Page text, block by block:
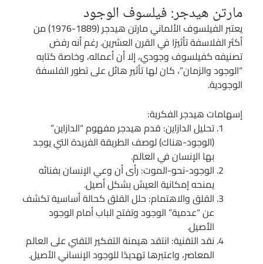
مارتن هيدجر: فيلسوف الوجود
يعتبر الفيلسوف الألماني مارتن هيدجر (1889-1976) من
أكثر الفلاسفة تأثيرًا في القرن العشرين. رغم أنه رفض
تصنيفه كفيلسوف وجودي، إلا أن أعماله، وخاصة كتابه
“الوجود والزمان”، كان لها تأثير هائل على تطور الفلسفة
الوجودية.
إسهامات هيدجر الفكرية:
تحليل الدازاين: قدم هيدجر مفهوم “الدازاين”
(الوجود-هناك) لوصف الطريقة الفريدة التي يوجد
بها الإنسان في العالم.
الوجود-نحو-الموت: رأى أن وعي الإنسان بفنائه
يمنحه إمكانية العيش بشكل أصيل.
القلق والاهتمام: حلل القلق كحالة أساسية تكشف
عن “عدمية” الوجود وتفتح الباب أمام الوجود
الأصيل.
نقد التقنية: انتقد هيمنة التفكير التقني على العالم
المعاصر، واعتبرها تهديدًا للوجود الإنساني الأصيل.